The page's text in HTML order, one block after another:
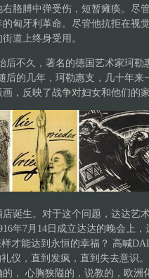
胳膊中弹受伤，短暂瘫痪。尽
匈牙利革命。尽管他抗拒在视
道上终身受用。
后不久，著名的德国艺术家珂勒
后的几年，珂勒惠支，几十年
，反映了战争对妇女和他们的
诞生。对于这个问题，达达艺
年7月14日成立达达的晚会上
样才能达到永恒的幸福？ 高喊
仪，直到发疯，直到失去意识
， 心胸狭​​隘的，说教的，欧洲